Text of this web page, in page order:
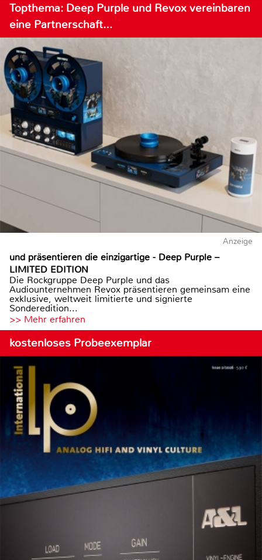
Topthema: Deep Purple und Revox vereinbaren
eine Partnerschaft…
Anzeige
und präsentieren die einzigartige - Deep Purple –
LIMITED EDITION
Die Rockgruppe Deep Purple und das
Audiounternehmen Revox präsentieren gemeinsam eine
exklusive, weltweit limitierte und signierte
Sonderedition...
>> Mehr erfahren
kostenloses Probeexemplar